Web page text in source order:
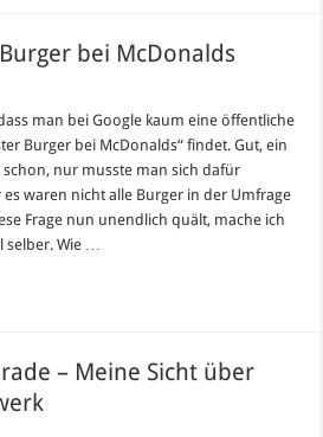
bei McDonalds
man bei Google kaum eine öffentliche
Burger bei McDonalds“ findet. Gut, ein
schon, nur musste man sich dafür
waren nicht alle Burger in der Umfrage
Frage nun unendlich quält, mache ich
Wie …
– Meine Sicht über